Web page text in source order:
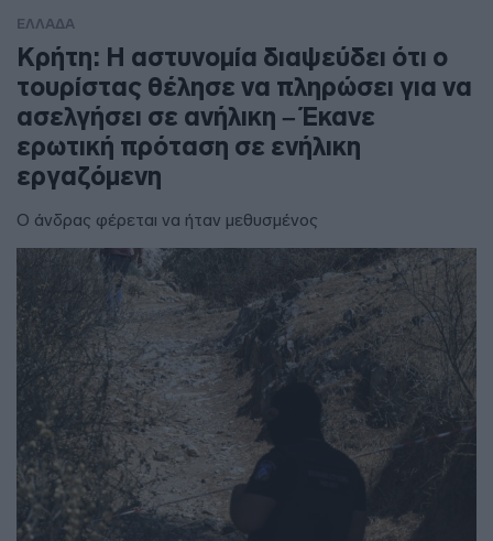
ΕΛΛΑΔΑ
Κρήτη: Η αστυνομία διαψεύδει ότι ο
τουρίστας θέλησε να πληρώσει για να
ασελγήσει σε ανήλικη – Έκανε
ερωτική πρόταση σε ενήλικη
εργαζόμενη
Ο άνδρας φέρεται να ήταν μεθυσμένος